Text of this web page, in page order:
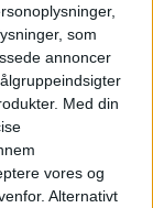
som
annoncer
Med din
vores og
Alternativt
fra
fløj i alt